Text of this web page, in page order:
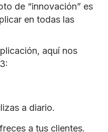
de “innovación” es
en todas las
aquí nos
a diario.
a tus clientes.